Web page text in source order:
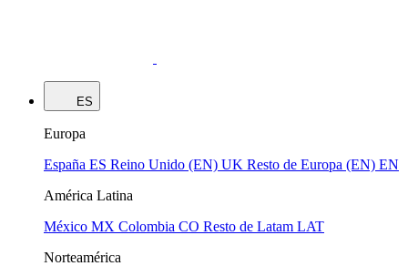
ES
Europa
España ES Reino Unido (EN) UK Resto de Europa (EN) EN
América Latina
México MX Colombia CO Resto de Latam LAT
Norteamérica